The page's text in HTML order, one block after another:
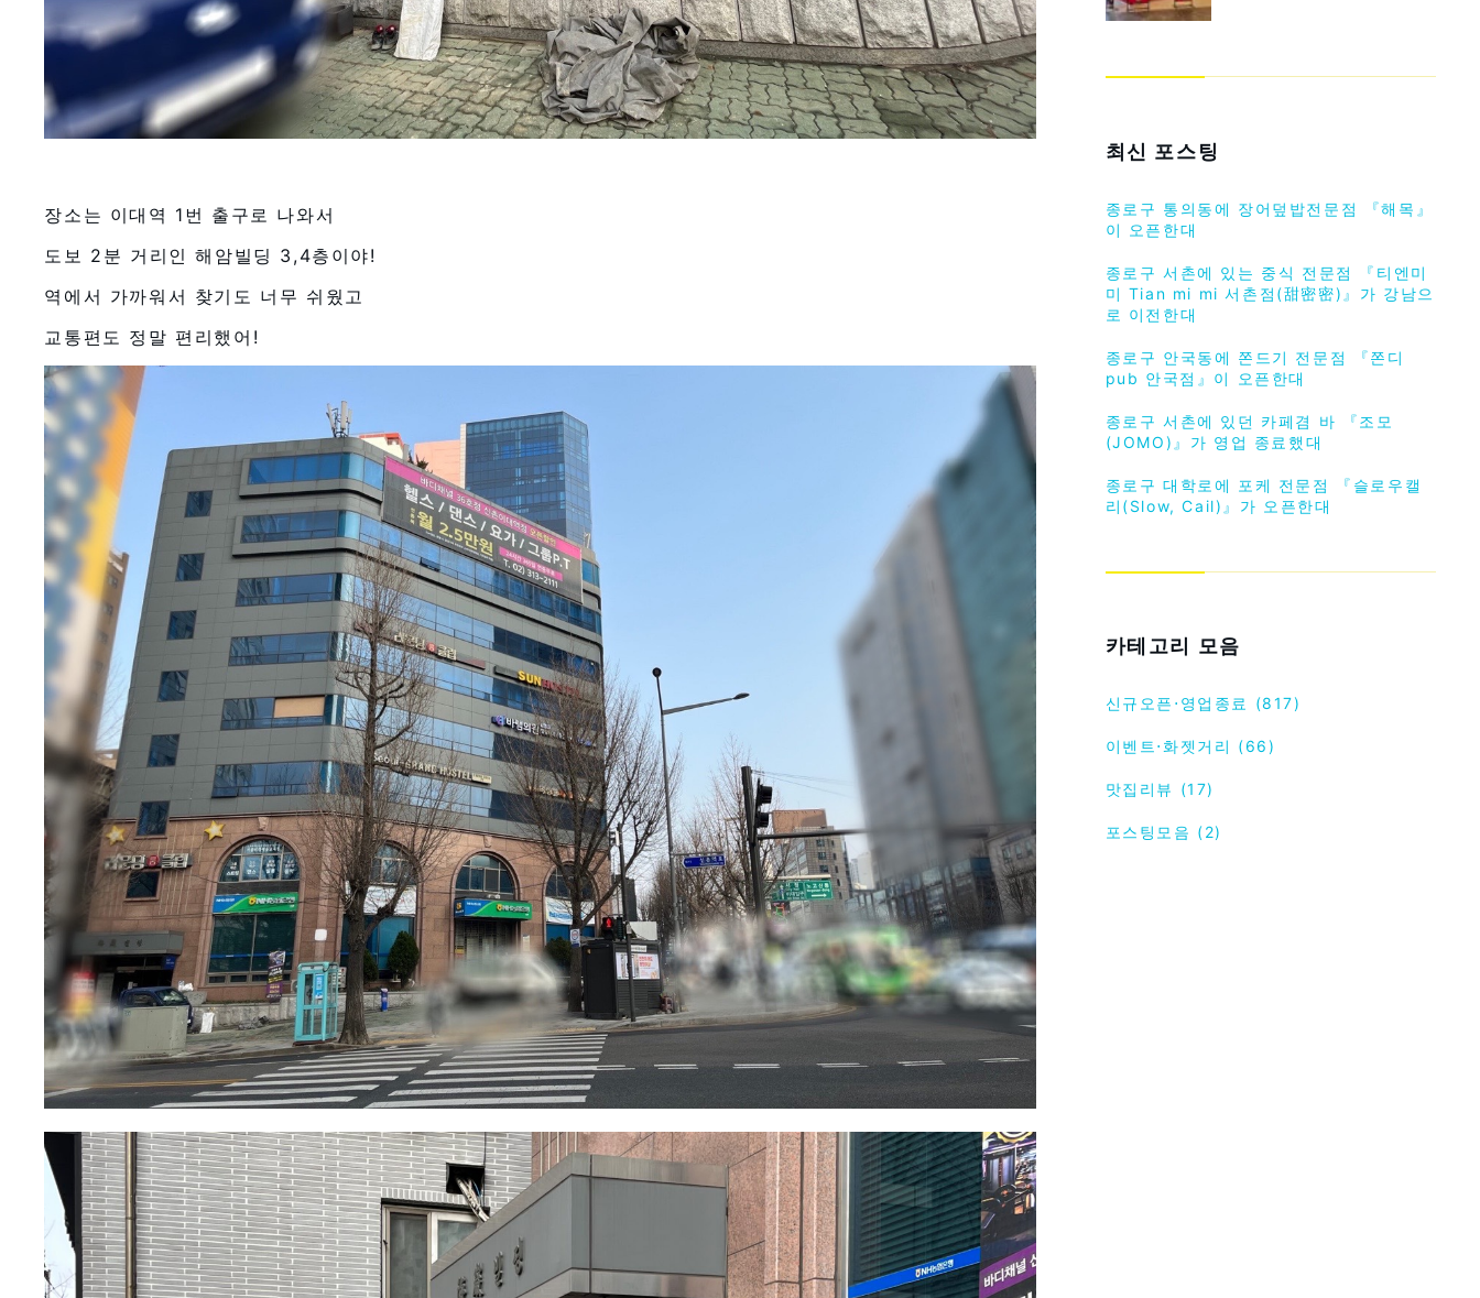
장소는 이대역 1번 출구로 나와서
도보 2분 거리인 해암빌딩 3,4층이야!
역에서 가까워서 찾기도 너무 쉬웠고
교통편도 정말 편리했어!
최신 포스팅
종로구 통의동에 장어덮밥전문점 『해목』
이 오픈한대
종로구 서촌에 있는 중식 전문점 『티엔미
미 Tian mi mi 서촌점(甜密密)』가 강남으
로 이전한대
종로구 안국동에 쫀드기 전문점 『쫀디
pub 안국점』이 오픈한대
종로구 서촌에 있던 카페겸 바 『조모
(JOMO)』가 영업 종료했대
종로구 대학로에 포케 전문점 『슬로우캘
리(Slow, Cail)』가 오픈한대
카테고리 모음
신규오픈⋅영업종료 (817)
이벤트⋅화젯거리 (66)
맛집리뷰 (17)
포스팅모음 (2)